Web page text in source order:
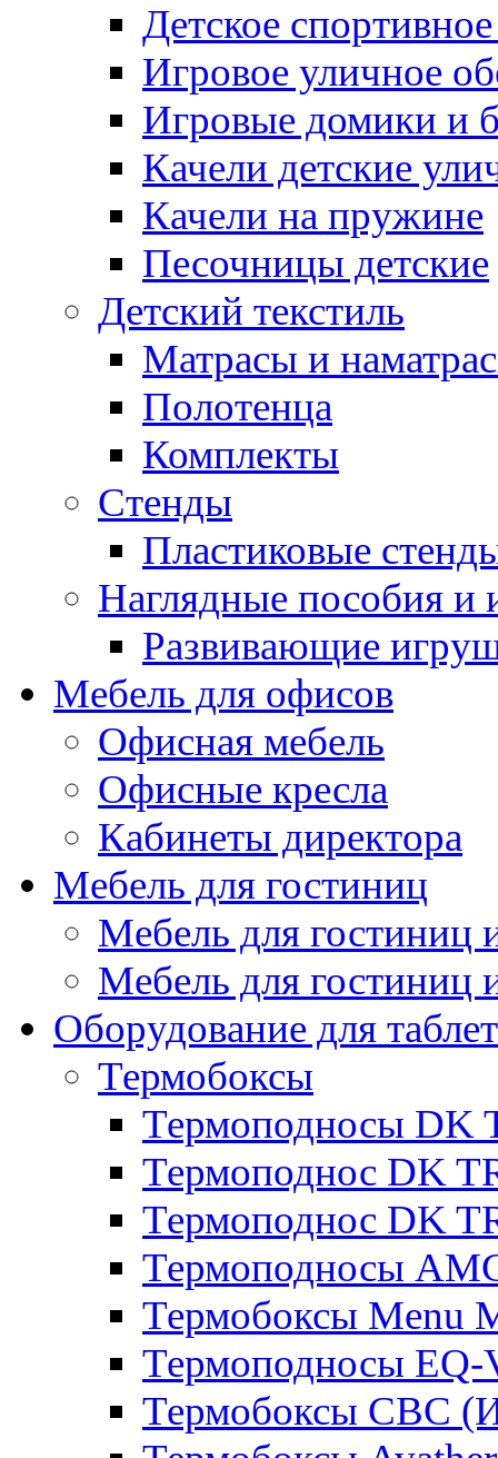
Детское
Игровое уличное
Игровые домики и
Качели детские
Качели на пружине
Песочницы детские
Детский текстиль
Матрасы и
Полотенца
Комплекты
Стенды
Пластиковые
Наглядные пособия и
Развивающие
Мебель для офисов
Офисная мебель
Офисные кресла
Кабинеты директора
Мебель для гостиниц
Мебель для
Мебель для гостиниц
Оборудование для
Термобоксы
Термоподносы DK
Термоподнос DK
Термоподнос DK
Термоподносы
Термобоксы Menu
Термоподносы EQ-
Термобоксы CBC